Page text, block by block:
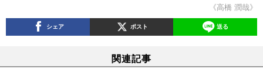
《高橋 潤哉》
シェア ポスト 送る
関連記事